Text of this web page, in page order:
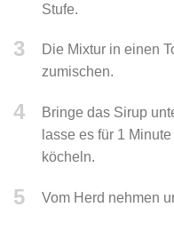
Stufe.
3
Die Mixtur in einen
zumischen.
4
Bringe das Sirup
lasse es für 1
köcheln.
5 Vom Herd nehmen